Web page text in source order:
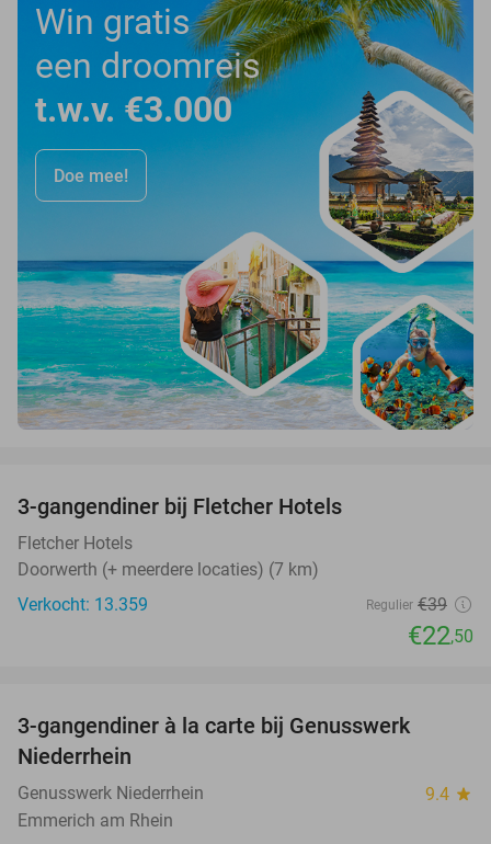
Win gratis
een droomreis
t.w.v. €3.000
Doe mee!
3-gangendiner bij Fletcher Hotels
Fletcher Hotels
Doorwerth (+ meerdere locaties) (7 km)
Verkocht: 13.359
Regulier €39
€22,50
3-gangendiner à la carte bij Genusswerk
Niederrhein
Genusswerk Niederrhein 9.4 star
Emmerich am Rhein